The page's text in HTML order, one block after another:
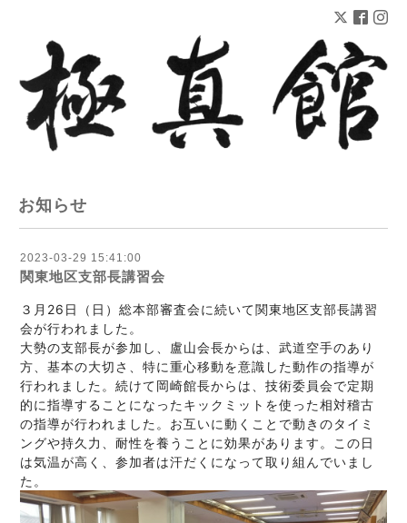
お知らせ
2023-03-29 15:41:00
関東地区支部長講習会
３月26日（日）総本部審査会に続いて関東地区支部長講習
会が行われました。
大勢の支部長が参加し、盧山会長からは、武道空手のあり
方、基本の大切さ、特に重心移動を意識した動作の指導が
行われました。続けて岡崎館長からは、技術委員会で定期
的に指導することになったキックミットを使った相対稽古
の指導が行われました。お互いに動くことで動きのタイミ
ングや持久力、耐性を養うことに効果があります。この日
は気温が高く、参加者は汗だくになって取り組んでいまし
た。